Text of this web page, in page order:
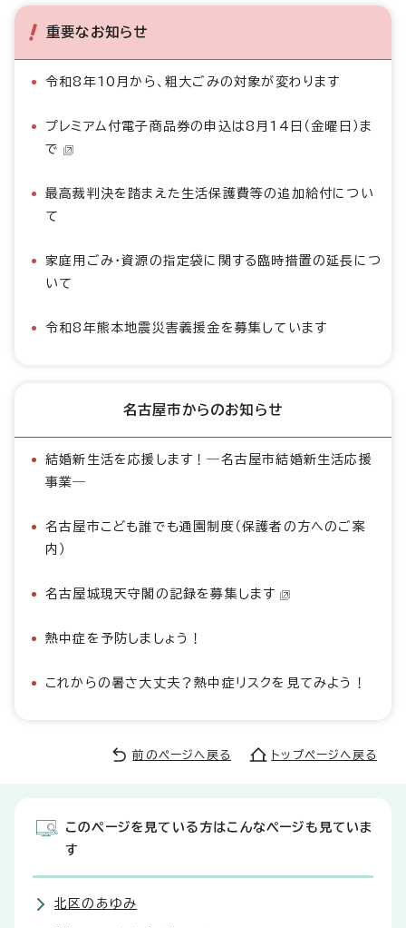
重要なお知らせ
令和8年10月から、粗大ごみの対象が変わります
プレミアム付電子商品券の申込は8月14日（金曜日）ま
で
最高裁判決を踏まえた生活保護費等の追加給付につい
て
家庭用ごみ・資源の指定袋に関する臨時措置の延長につ
いて
令和8年熊本地震災害義援金を募集しています
名古屋市からのお知らせ
結婚新生活を応援します！―名古屋市結婚新生活応援
事業―
名古屋市こども誰でも通園制度（保護者の方へのご案
内）
名古屋城現天守閣の記録を募集します
熱中症を予防しましょう！
これからの暑さ大丈夫？熱中症リスクを見てみよう！
前のページへ戻る トップページへ戻る
このページを見ている方はこんなページも見ていま
す
北区のあゆみ